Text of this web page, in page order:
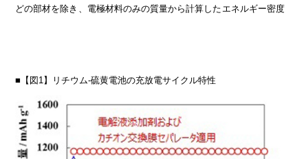
どの部材を除き、電極材料のみの質量から計算したエネルギー密度
■【図1】リチウム‐硫黄電池の充放電サイクル特性